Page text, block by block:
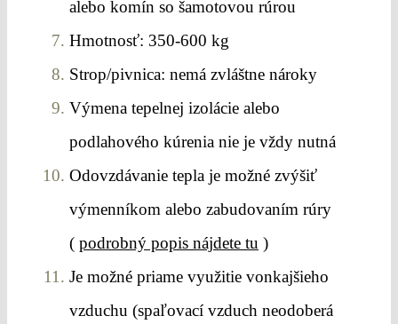
alebo komín so šamotovou rúrou
Hmotnosť: 350-600 kg
Strop/pivnica: nemá zvláštne nároky
Výmena tepelnej izolácie alebo
podlahového kúrenia nie je vždy nutná
Odovzdávanie tepla je možné zvýšiť
výmenníkom alebo zabudovaním rúry
( podrobný popis nájdete tu )
Je možné priame využitie vonkajšieho
vzduchu (spaľovací vzduch neodoberá